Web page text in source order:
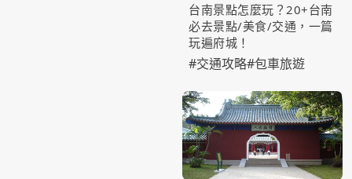
台南景點怎麼玩？20+台南
必去景點/美食/交通，一篇
玩遍府城！
#交通攻略#包車旅遊